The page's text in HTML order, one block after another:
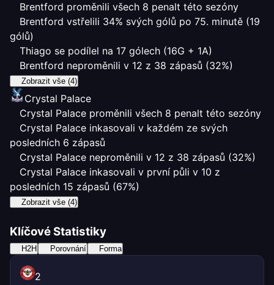
Brentford proměnili všech 8 penalt této sezóny
Brentford vstřelili 34% svých gólů po 75. minutě (19
gólů)
Thiago se podílel na 17 gólech (16G + 1A)
Brentford neproměnili v 12 z 38 zápasů (32%)
Zobrazit vše (4)
Crystal Palace
Crystal Palace proměnili všech 8 penalt této sezóny
Crystal Palace inkasovali v každém ze svých
posledních 6 zápasů
Crystal Palace neproměnili v 12 z 38 zápasů (32%)
Crystal Palace inkasovali v první půli v 10 z
posledních 15 zápasů (67%)
Zobrazit vše (4)
Klíčové Statistiky
H2H Porovnání Forma
2